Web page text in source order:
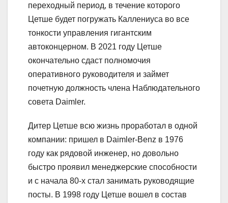
переходный период, в течение которого
Цетше будет погружать Каллениуса во все
тонкости управления гигантским
автоконцерном. В 2021 году Цетше
окончательно сдаст полномочия
оперативного руководителя и займет
почетную должность члена Наблюдательного
совета Daimler.
Дитер Цетше всю жизнь проработал в одной
компании: пришел в Daimler-Benz в 1976
году как рядовой инженер, но довольно
быстро проявил менеджерские способности
и с начала 80-х стал занимать руководящие
посты. В 1998 году Цетше вошел в состав